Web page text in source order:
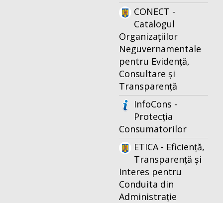
CONECT -
Catalogul
Organizațiilor
Neguvernamentale
pentru Evidență,
Consultare și
Transparență
InfoCons -
Protecția
Consumatorilor
ETICA - Eficiență,
Transparență și
Interes pentru
Conduita din
Administrație